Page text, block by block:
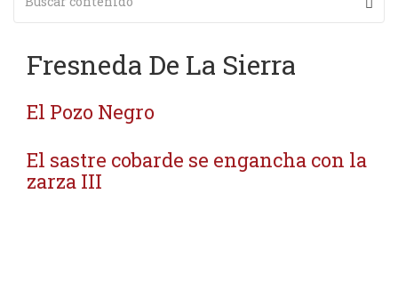
Fresneda De La Sierra
El Pozo Negro
El sastre cobarde se engancha con la
zarza III